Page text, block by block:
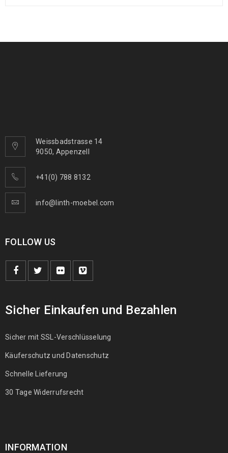
Weissbadstrasse 14
9050, Appenzell
+41(0) 788 8132
info@linth-moebel.com
FOLLOW US
Sicher Einkaufen und Bezahlen
Sicher mit SSL-Verschlüsselung
Käuferschutz und Datenschutz
Schnelle Lieferung
30 Tage Widerrufsrecht
INFORMATION